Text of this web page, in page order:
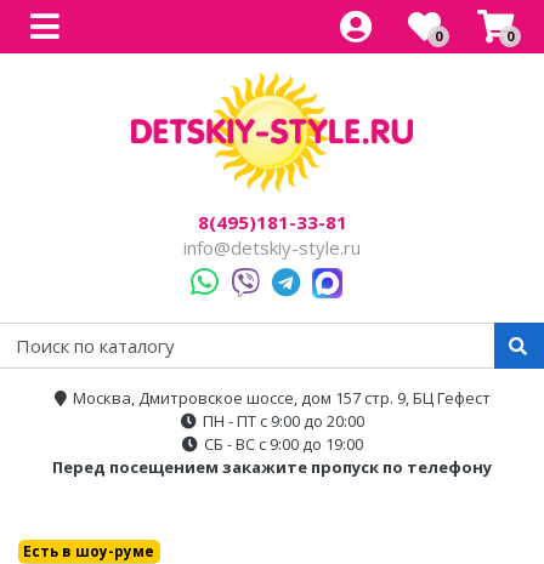
0 0
8(495)181-33-81
info@detskiy-style.ru
Москва, Дмитровское шоссе, дом 157 стр. 9, БЦ Гефест
ПН - ПТ с 9:00 до 20:00
СБ - ВС с 9:00 до 19:00
Перед посещением закажите пропуск по телефону
Есть в шоу-руме
Багги
Мотоциклы
Каталки,толокары
Для прогулок
Для бездорожья
Электроскутеры
Аксессуары
Детский электроснегокаты
Одноместные